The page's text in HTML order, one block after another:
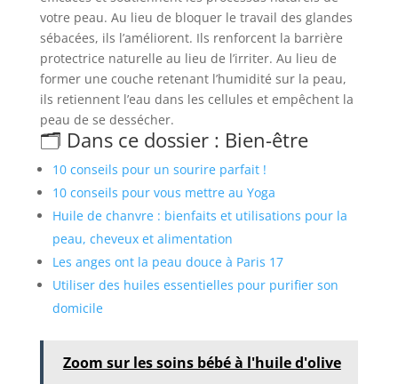
votre peau. Au lieu de bloquer le travail des glandes
sébacées, ils l’améliorent. Ils renforcent la barrière
protectrice naturelle au lieu de l’irriter. Au lieu de
former une couche retenant l’humidité sur la peau,
ils retiennent l’eau dans les cellules et empêchent la
peau de se dessécher.
🗂️ Dans ce dossier : Bien-être
10 conseils pour un sourire parfait !
10 conseils pour vous mettre au Yoga
Huile de chanvre : bienfaits et utilisations pour la
peau, cheveux et alimentation
Les anges ont la peau douce à Paris 17
Utiliser des huiles essentielles pour purifier son
domicile
Zoom sur les soins bébé à l'huile d'olive